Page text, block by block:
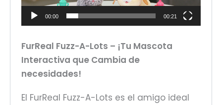
00:00 00:21
FurReal Fuzz-A-Lots – ¡Tu Mascota
Interactiva que Cambia de
necesidades!
El FurReal Fuzz-A-Lots es el amigo ideal